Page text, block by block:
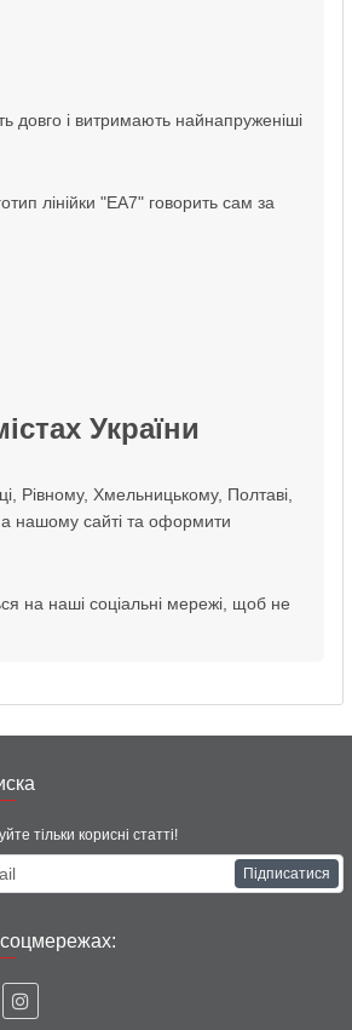
довго і витримають найнапруженіші
лінійки "ЕА7" говорить сам за
України
Рівному, Хмельницькому, Полтаві,
нашому сайті та оформити
на наші соціальні мережі, щоб не
тільки корисні статті!
Підписатися